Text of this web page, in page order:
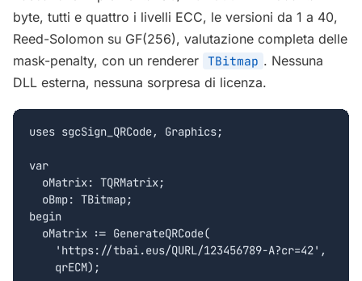
byte, tutti e quattro i livelli ECC, le versioni da 1 a 40,
Reed-Solomon su GF(256), valutazione completa delle
mask-penalty, con un renderer TBitmap . Nessuna
DLL esterna, nessuna sorpresa di licenza.
uses sgcSign_QRCode, Graphics;
var
  oMatrix: TQRMatrix;
  oBmp: TBitmap;
begin
  oMatrix := GenerateQRCode(
    'https://tbai.eus/QURL/123456789-A?cr=42',
    qrECM);